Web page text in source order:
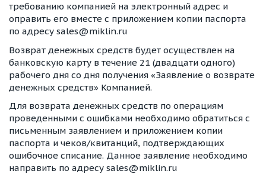
требованию компанией на электронный адрес и
оправить его вместе с приложением копии паспорта
по адресу sales@miklin.ru
Возврат денежных средств будет осуществлен на
банковскую карту в течение 21 (двадцати одного)
рабочего дня со дня получения «Заявление о возврате
денежных средств» Компанией.
Для возврата денежных средств по операциям
проведенными с ошибками необходимо обратиться с
письменным заявлением и приложением копии
паспорта и чеков/квитанций, подтверждающих
ошибочное списание. Данное заявление необходимо
направить по адресу sales@miklin.ru